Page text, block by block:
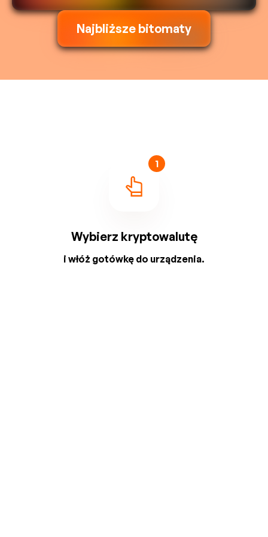
Najbliższe bitomaty
1
Wybierz kryptowalutę
i włóż gotówkę do urządzenia.